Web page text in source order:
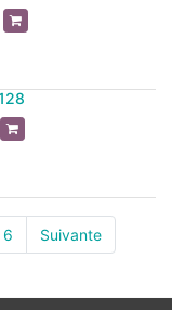
6 Suivante